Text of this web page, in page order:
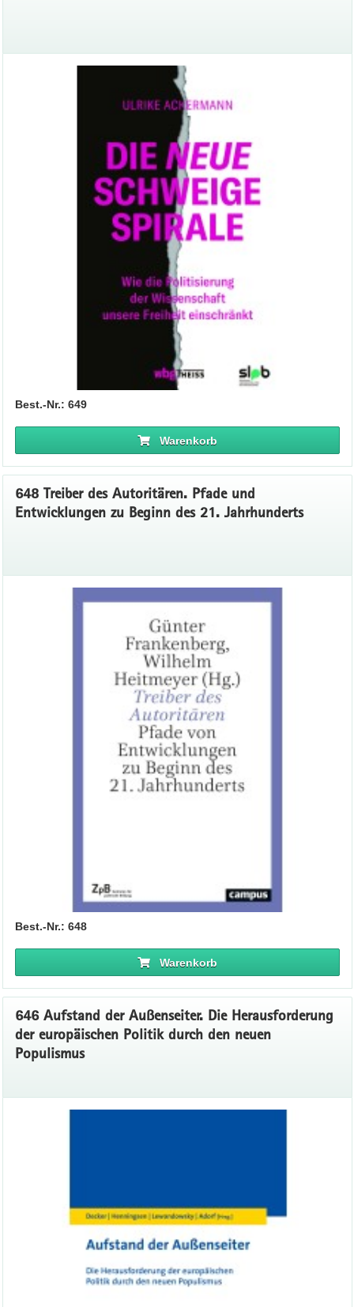
Best.-Nr.: 649
Warenkorb
648 Treiber des Autoritären. Pfade und
Entwicklungen zu Beginn des 21. Jahrhunderts
Best.-Nr.: 648
Warenkorb
646 Aufstand der Außenseiter. Die Herausforderung
der europäischen Politik durch den neuen
Populismus